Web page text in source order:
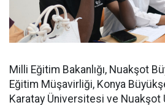
Milli Eğitim Bakanlığı, Nuakşot
Eğitim Müşavirliği, Konya
Karatay Üniversitesi ve Nuakşot